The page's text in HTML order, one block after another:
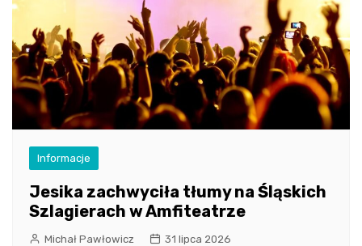
Informacje
Jesika zachwyciła tłumy na Śląskich
Szlagierach w Amfiteatrze
Michał Pawłowicz 31 lipca 2026